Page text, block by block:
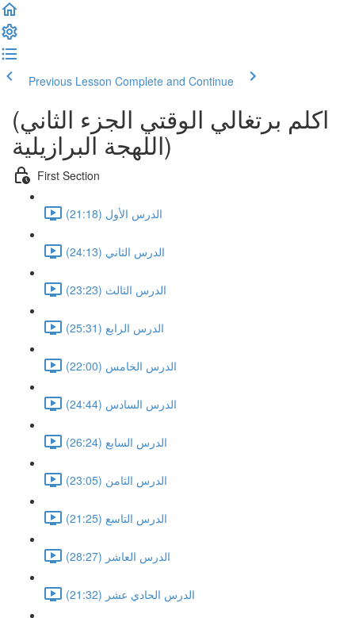
Previous Lesson Complete and Continue
(اكلم برتغالي الوقتي الجزء الثاني
(اللهجة البرازيلية
First Section
الدرس الأول (21:18)
الدرس الثاني (24:13)
الدرس الثالث (23:23)
الدرس الرابع (25:31)
الدرس الخامس (22:00)
الدرس السادس (24:44)
الدرس السابع (26:24)
الدرس الثامن (23:05)
الدرس التاسع (21:25)
الدرس العاشر (28:27)
الدرس الحادي عشر (21:32)